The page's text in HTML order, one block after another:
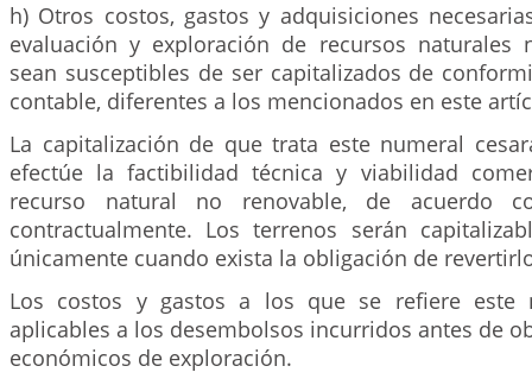
h) Otros costos, gastos y adquisiciones
evaluación y exploración de recursos naturales
sean susceptibles de ser capitalizados de
contable, diferentes a los mencionados en este
La capitalización de que trata este numeral
efectúe la factibilidad técnica y viabilidad
recurso natural no renovable, de acuerdo
contractualmente. Los terrenos serán
únicamente cuando exista la obligación de
Los costos y gastos a los que se refiere este
aplicables a los desembolsos incurridos antes de
económicos de exploración.